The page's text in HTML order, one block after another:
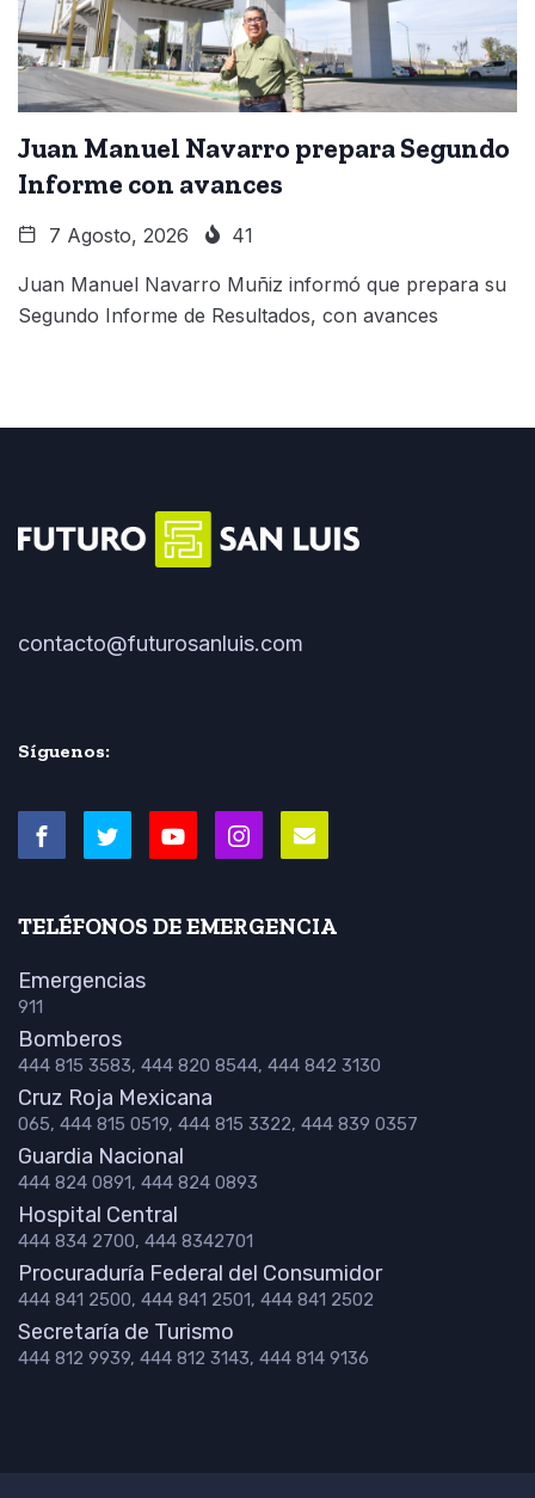
Juan Manuel Navarro prepara Segundo
Informe con avances
7 Agosto, 2026 41
Juan Manuel Navarro Muñiz informó que prepara su
Segundo Informe de Resultados, con avances
contacto@futurosanluis.com
Síguenos:
TELÉFONOS DE EMERGENCIA
Emergencias
911
Bomberos
444 815 3583, 444 820 8544, 444 842 3130
Cruz Roja Mexicana
065, 444 815 0519, 444 815 3322, 444 839 0357
Guardia Nacional
444 824 0891, 444 824 0893
Hospital Central
444 834 2700, 444 8342701
Procuraduría Federal del Consumidor
444 841 2500, 444 841 2501, 444 841 2502
Secretaría de Turismo
444 812 9939, 444 812 3143, 444 814 9136